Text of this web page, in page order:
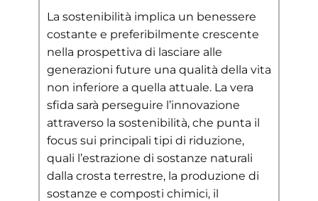
​La sostenibilità implica un benessere
costante e preferibilmente crescente
nella prospettiva di lasciare alle
generazioni future una qualità della vita
non inferiore a quella attuale. La vera
sfida sarà perseguire l’innovazione
attraverso la sostenibilità, che punta il
focus sui principali tipi di riduzione,
quali l’estrazione di sostanze naturali
dalla crosta terrestre, la produzione di
sostanze e composti chimici, il